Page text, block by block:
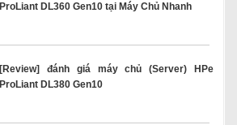
ProLiant DL360 Gen10 tại Máy Chủ Nhanh
[Review] đánh giá máy chủ (Server) HPe
ProLiant DL380 Gen10